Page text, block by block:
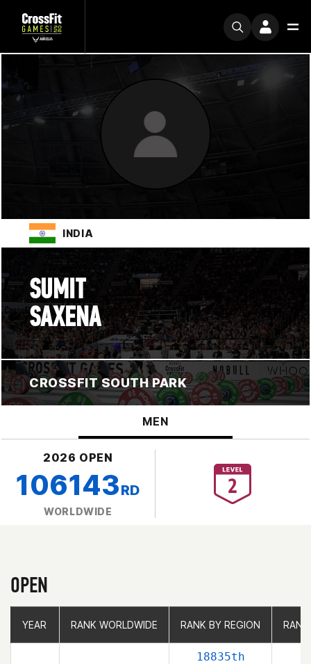
INDIA
SUMIT
SAXENA
CROSSFIT SOUTH PARK
MEN
2026 OPEN
106143RD
WORLDWIDE
OPEN
YEAR RANK WORLDWIDE RANK BY REGION
18835th
YEAR RANK WORLDWIDE RANK BY REGION